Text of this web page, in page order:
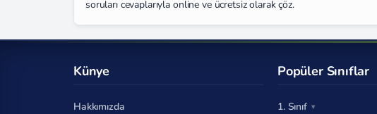
soruları cevaplarıyla online ve ücretsiz olarak çöz.
Künye
Hakkımızda
Popüler Sınıflar
1. Sınıf